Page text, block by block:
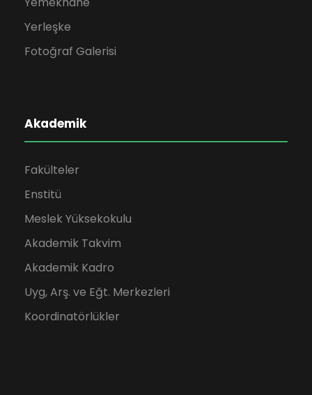
Yerleşke
Fotoğraf Galerisi
Akademik
Fakülteler
Enstitü
Meslek Yüksekokulu
Akademik Takvim
Akademik Kadro
Uyg, Arş. ve Eğt. Merkezleri
Koordinatörlükler